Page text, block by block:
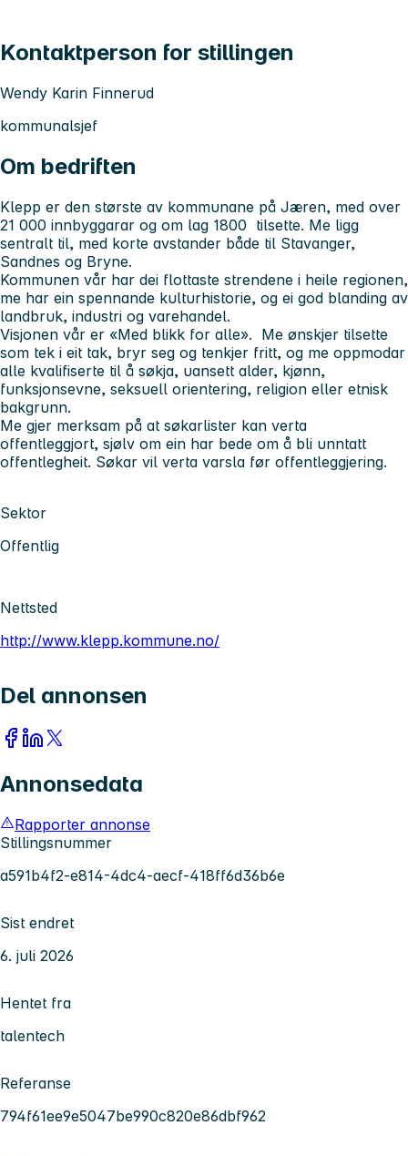
Kontaktperson for stillingen
Wendy Karin Finnerud
kommunalsjef
Om bedriften
Klepp er den største av kommunane på Jæren, med over
21 000 innbyggarar og om lag 1800 tilsette. Me ligg
sentralt til, med korte avstander både til Stavanger,
Sandnes og Bryne.
Kommunen vår har dei flottaste strendene i heile regionen,
me har ein spennande kulturhistorie, og ei god blanding av
landbruk, industri og varehandel.
Visjonen vår er «Med blikk for alle». Me ønskjer tilsette
som tek i eit tak, bryr seg og tenkjer fritt, og me oppmodar
alle kvalifiserte til å søkja, uansett alder, kjønn,
funksjonsevne, seksuell orientering, religion eller etnisk
bakgrunn.
Me gjer merksam på at søkarlister kan verta
offentleggjort, sjølv om ein har bede om å bli unntatt
offentlegheit. Søkar vil verta varsla før offentleggjering.
Sektor
Offentlig
Nettsted
http://www.klepp.kommune.no/
Del annonsen
Annonsedata
Rapporter annonse
Stillingsnummer
a591b4f2-e814-4dc4-aecf-418ff6d36b6e
Sist endret
6. juli 2026
Hentet fra
talentech
Referanse
794f61ee9e5047be990c820e86dbf962